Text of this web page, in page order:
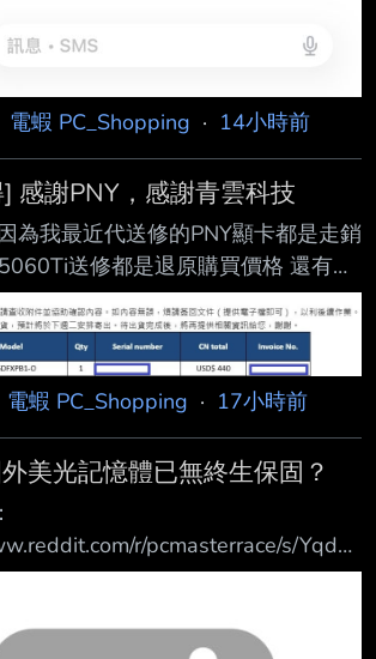
電蝦 PC_Shopping · 14小時前
感謝PNY，感謝青雲科技
為我最近代送修的PNY顯卡都是走銷
送修都是退原購買價格 還有送
風扇不轉 結果背板有刮傷 被判人損
請通路去吵 才又改維修
rAn3Zqb.jpeg
j78J4oC.jpeg
Gbu7908.jpeg
S5ZEDW8.jpe
電蝦 PC_Shopping · 17小時前
美光記憶體已無終生保固？
r/pcmasterrace/s/Yqdv4
Reddit論壇有網友PO文 原先購買
回整套記憶體 本來美光說 可以換成3